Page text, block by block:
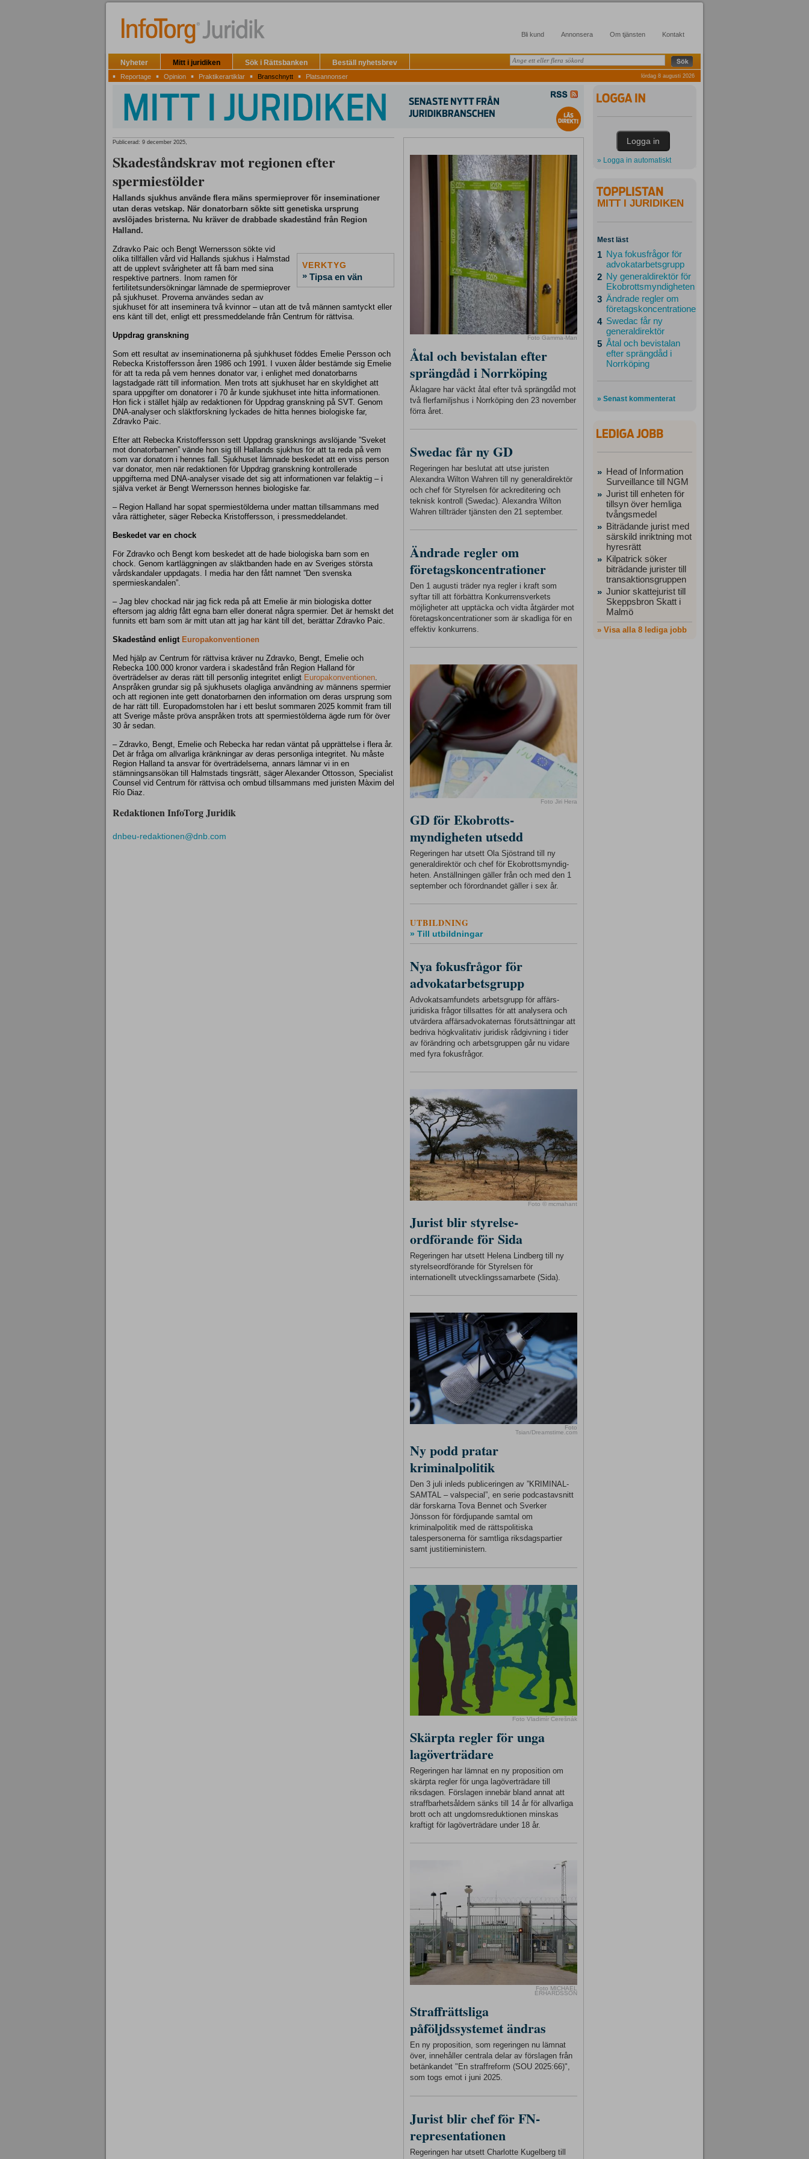
Bli kund Annonsera Om tjänsten Kontakt
Nyheter Mitt i juridiken Sök i Rättsbanken Beställ nyhetsbrev
▪ Reportage ▪ Opinion ▪ Praktikerartiklar ▪ Branschnytt ▪ Platsannonser lördag 8 augusti 2026
Publicerad: 9 december 2025,
Skadeståndskrav mot regionen efter
spermiestölder
Hallands sjukhus använde flera mäns spermieprover för inseminationer
utan deras vetskap. När donatorbarn sökte sitt genetiska ursprung
avslöjades bristerna. Nu kräver de drabbade skadestånd från Region
Halland.
VERKTYG
» Tipsa en vän
Zdravko Paic och Bengt Wernersson sökte vid
olika tillfällen vård vid Hallands sjukhus i Halmstad
att de upplevt svårigheter att få barn med sina
respektive partners. Inom ramen för
fertilitetsundersökningar lämnade de spermieprover
på sjukhuset. Proverna användes sedan av
sjukhuset för att inseminera två kvinnor – utan att de två männen samtyckt eller
ens känt till det, enligt ett pressmeddelande från Centrum för rättvisa.
Uppdrag granskning
Som ett resultat av inseminationerna på sjuhkhuset föddes Emelie Persson och
Rebecka Kristoffersson åren 1986 och 1991. I vuxen ålder bestämde sig Emelie
för att ta reda på vem hennes donator var, i enlighet med donatorbarns
lagstadgade rätt till information. Men trots att sjukhuset har en skyldighet att
spara uppgifter om donatorer i 70 år kunde sjukhuset inte hitta informationen.
Hon fick i stället hjälp av redaktionen för Uppdrag granskning på SVT. Genom
DNA-analyser och släktforskning lyckades de hitta hennes biologiske far,
Zdravko Paic.
Efter att Rebecka Kristoffersson sett Uppdrag gransknings avslöjande ”Sveket
mot donatorbarnen” vände hon sig till Hallands sjukhus för att ta reda på vem
som var donatorn i hennes fall. Sjukhuset lämnade beskedet att en viss person
var donator, men när redaktionen för Uppdrag granskning kontrollerade
uppgifterna med DNA-analyser visade det sig att informationen var felaktig – i
själva verket är Bengt Wernersson hennes biologiske far.
– Region Halland har sopat spermiestölderna under mattan tillsammans med
våra rättigheter, säger Rebecka Kristoffersson, i pressmeddelandet.
Beskedet var en chock
För Zdravko och Bengt kom beskedet att de hade biologiska barn som en
chock. Genom kartläggningen av släktbanden hade en av Sveriges största
vårdskandaler uppdagats. I media har den fått namnet ”Den svenska
spermieskandalen”.
– Jag blev chockad när jag fick reda på att Emelie är min biologiska dotter
eftersom jag aldrig fått egna barn eller donerat några spermier. Det är hemskt det
funnits ett barn som är mitt utan att jag har känt till det, berättar Zdravko Paic.
Skadestånd enligt Europakonventionen
Med hjälp av Centrum för rättvisa kräver nu Zdravko, Bengt, Emelie och
Rebecka 100.000 kronor vardera i skadestånd från Region Halland för
överträdelser av deras rätt till personlig integritet enligt Europakonventionen.
Anspråken grundar sig på sjukhusets olagliga användning av männens spermier
och att regionen inte gett donatorbarnen den information om deras ursprung som
de har rätt till. Europadomstolen har i ett beslut sommaren 2025 kommit fram till
att Sverige måste pröva anspråken trots att spermiestölderna ägde rum för över
30 år sedan.
– Zdravko, Bengt, Emelie och Rebecka har redan väntat på upprättelse i flera år.
Det är fråga om allvarliga kränkningar av deras personliga integritet. Nu måste
Region Halland ta ansvar för överträdelserna, annars lämnar vi in en
stämningsansökan till Halmstads tingsrätt, säger Alexander Ottosson, Specialist
Counsel vid Centrum för rättvisa och ombud tillsammans med juristen Màxim del
Río Diaz.
Redaktionen InfoTorg Juridik
dnbeu-redaktionen@dnb.com
Foto Gamma-Man
Åtal och bevistalan efter
sprängdåd i Norrköping
Åklagare har väckt åtal efter två sprängdåd mot
två flerfamiljshus i Norrköping den 23 november
förra året.
Swedac får ny GD
Regeringen har beslutat att utse juristen
Alexandra Wilton Wahren till ny generaldirektör
och chef för Styrelsen för ackreditering och
teknisk kontroll (Swedac). Alexandra Wilton
Wahren tillträder tjänsten den 21 september.
Ändrade regler om
företagskoncentrationer
Den 1 augusti träder nya regler i kraft som
syftar till att förbättra Konkurrensverkets
möjligheter att upptäcka och vidta åtgärder mot
företagskoncentrationer som är skadliga för en
effektiv konkurrens.
Foto Jiri Hera
GD för Ekobrotts-
myndigheten utsedd
Regeringen har utsett Ola Sjöstrand till ny
generaldirektör och chef för Ekobrottsmyndig-
heten. Anställningen gäller från och med den 1
september och förordnandet gäller i sex år.
UTBILDNING
» Till utbildningar
Nya fokusfrågor för
advokatarbetsgrupp
Advokatsamfundets arbetsgrupp för affärs-
juridiska frågor tillsattes för att analysera och
utvärdera affärsadvokaternas förutsättningar att
bedriva högkvalitativ juridisk rådgivning i tider
av förändring och arbetsgruppen går nu vidare
med fyra fokusfrågor.
Foto © mcmahant
Jurist blir styrelse-
ordförande för Sida
Regeringen har utsett Helena Lindberg till ny
styrelseordförande för Styrelsen för
internationellt utvecklingssamarbete (Sida).
Foto
Tsian/Dreamstime.com
Ny podd pratar
kriminalpolitik
Den 3 juli inleds publiceringen av ”KRIMINAL-
SAMTAL – valspecial”, en serie podcastavsnitt
där forskarna Tova Bennet och Sverker
Jönsson för fördjupande samtal om
kriminalpolitik med de rättspolitiska
talespersonerna för samtliga riksdagspartier
samt justitieministern.
Foto Vladimír Cerešnák
Skärpta regler för unga
lagöverträdare
Regeringen har lämnat en ny proposition om
skärpta regler för unga lagöverträdare till
riksdagen. Förslagen innebär bland annat att
straffbarhetsåldern sänks till 14 år för allvarliga
brott och att ungdomsreduktionen minskas
kraftigt för lagöverträdare under 18 år.
Foto MICHAEL
ERHARDSSON
Straffrättsliga
påföljdssystemet ändras
En ny proposition, som regeringen nu lämnat
över, innehåller centrala delar av förslagen från
betänkandet "En straffreform (SOU 2025:66)",
som togs emot i juni 2025.
Jurist blir chef för FN-
representationen
Regeringen har utsett Charlotte Kugelberg till
» Logga in automatiskt
MITT I JURIDIKEN
Mest läst
1 Nya fokusfrågor för
advokatarbetsgrupp
2 Ny generaldirektör för
Ekobrottsmyndigheten
3 Ändrade regler om
företagskoncentrationer
4 Swedac får ny
generaldirektör
5 Åtal och bevistalan
efter sprängdåd i
Norrköping
» Senast kommenterat
» Head of Information
Surveillance till NGM
» Jurist till enheten för
tillsyn över hemliga
tvångsmedel
» Biträdande jurist med
särskild inriktning mot
hyresrätt
» Kilpatrick söker
biträdande jurister till
transaktionsgruppen
» Junior skattejurist till
Skeppsbron Skatt i
Malmö
» Visa alla 8 lediga jobb